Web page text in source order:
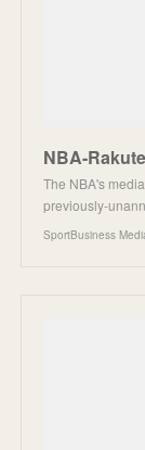
The NBA's
previously-
SportBusiness